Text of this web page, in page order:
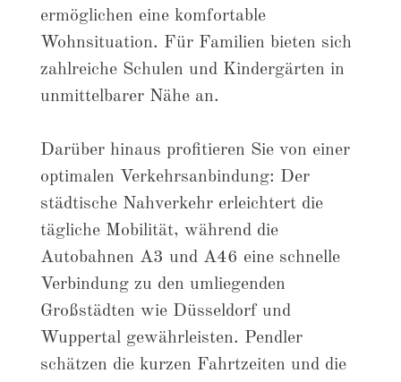
ermöglichen eine komfortable
Wohnsituation. Für Familien bieten sich
zahlreiche Schulen und Kindergärten in
unmittelbarer Nähe an.
Darüber hinaus profitieren Sie von einer
optimalen Verkehrsanbindung: Der
städtische Nahverkehr erleichtert die
tägliche Mobilität, während die
Autobahnen A3 und A46 eine schnelle
Verbindung zu den umliegenden
Großstädten wie Düsseldorf und
Wuppertal gewährleisten. Pendler
schätzen die kurzen Fahrtzeiten und die